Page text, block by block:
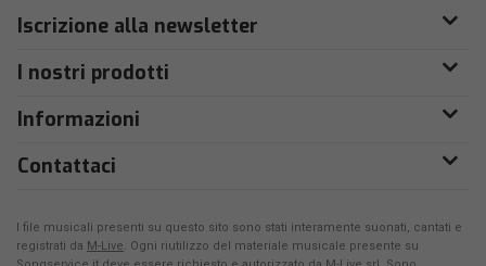
Iscrizione alla newsletter
I nostri prodotti
Informazioni
Contattaci
I file musicali presenti su questo sito sono stati interamente suonati, cantati e
registrati da M-Live. Ogni riutilizzo del materiale musicale presente su